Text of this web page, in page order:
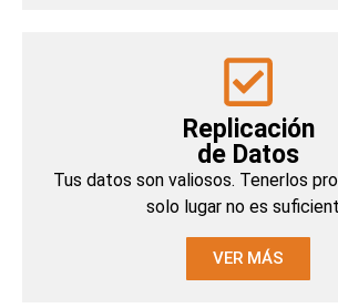
Replicación
de Datos
Tus datos son valiosos. Tenerlos
solo lugar no es
VER MÁS